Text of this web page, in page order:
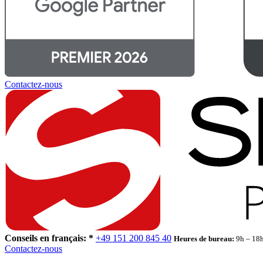
Contactez-nous
Conseils en français: * +49 151 200 845 40 Heures de bureau: 9h –
Contactez-nous